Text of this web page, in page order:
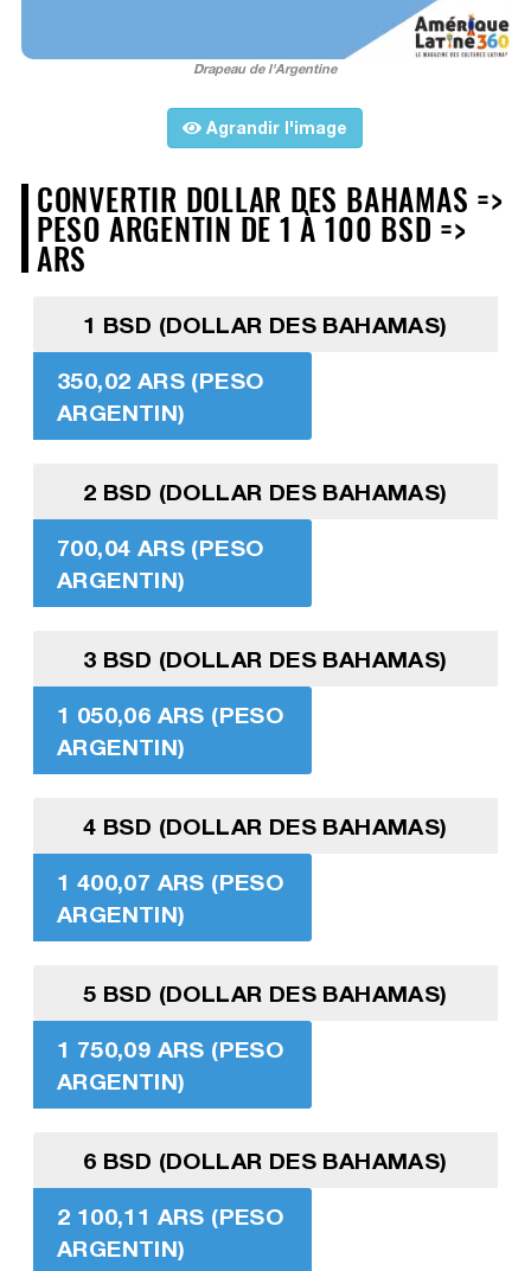
Drapeau de l'Argentine
Agrandir l'image
CONVERTIR DOLLAR DES BAHAMAS =>
PESO ARGENTIN DE 1 À 100 BSD =>
ARS
1 BSD (DOLLAR DES BAHAMAS)
350,02 ARS (PESO
ARGENTIN)
2 BSD (DOLLAR DES BAHAMAS)
700,04 ARS (PESO
ARGENTIN)
3 BSD (DOLLAR DES BAHAMAS)
1 050,06 ARS (PESO
ARGENTIN)
4 BSD (DOLLAR DES BAHAMAS)
1 400,07 ARS (PESO
ARGENTIN)
5 BSD (DOLLAR DES BAHAMAS)
1 750,09 ARS (PESO
ARGENTIN)
6 BSD (DOLLAR DES BAHAMAS)
2 100,11 ARS (PESO
ARGENTIN)